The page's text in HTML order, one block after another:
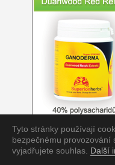
Tyto stránky používají
bezpečnému provozování
vyjadřujete souhlas. Další